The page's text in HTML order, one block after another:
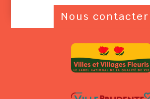
Nous contacter